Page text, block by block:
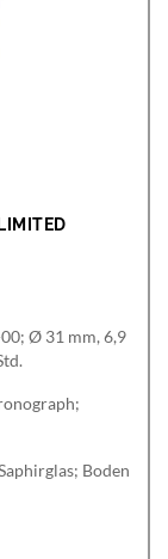
Ø 31 mm, 6,9
Boden